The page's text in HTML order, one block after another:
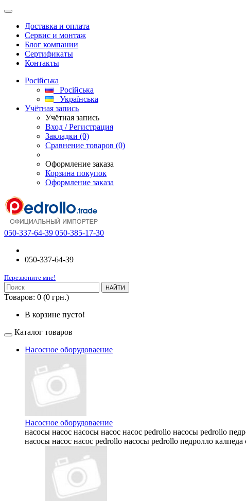
Доставка и оплата
Сервис и монтаж
Блог компании
Сертификаты
Контакты
Російська
Російська
Українська
Учётная запись
Учётная запись
Вход / Регистрация
Закладки (0)
Сравнение товаров (0)
Оформление заказа
Корзина покупок
Оформление заказа
050-337-64-39 050-385-17-30
050-337-64-39
Перезвоните мне!
НАЙТИ
Товаров: 0 (0 грн.)
В корзине пусто!
Каталог товаров
Насосное оборудоваение
Насосное оборудоваение
насосы насос насосы насос насос pedrollo насосы pedrollo
насосы насос насос pedrollo насосы pedrollo педролло